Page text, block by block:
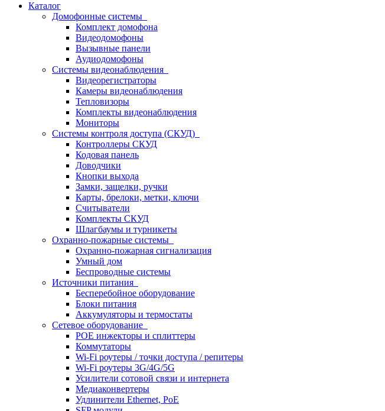
Каталог
Домофонные системы
Комплект домофона
Видеодомофоны
Вызывные панели
Аудиодомофоны
Системы видеонаблюдения
Видеорегистраторы
Камеры видеонаблюдения
Тепловизоры
Комплекты видеонаблюдения
Мониторы
Системы контроля доступа (СКУД)
Контроллеры СКУД
Кодовая панель
Доводчики
Кнопки выхода
Замки, защелки, ручки
Карты, брелоки, метки, ключи
Считыватели
Комплекты СКУД
Шлагбаумы и турникеты
Охранно-пожарные системы
Охранно-пожарная сигнализация
Умный дом
Беспроводные системы
Источники питания
Бесперебойное оборудование
Блоки питания
Аккумуляторы и термостаты
Сетевое оборудование
POE инжекторы и сплиттеры
Коммутаторы
Wi-Fi роутеры / точки доступа / репитеры
Wi-Fi роутеры 3G/4G/5G
Усилители сотовой связи и интернета
Медиаконвертеры
Удлинители Ethernet, PoE